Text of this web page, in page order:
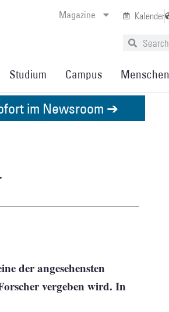
Magazine Kalender
Studium Campus Menschen
im Newsroom ➔
der angesehensten
vergeben wird. In